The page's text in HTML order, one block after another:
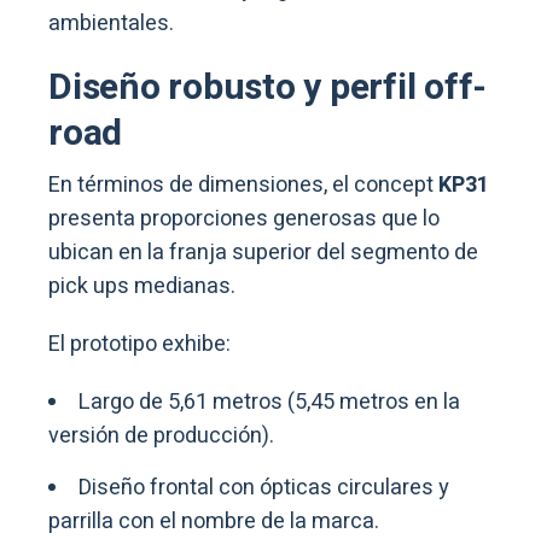
ambientales.
Diseño robusto y perfil off-
road
En términos de dimensiones, el conceptKP31
presenta proporciones generosas que lo
ubican en la franja superior del segmento de
pick ups medianas.
El prototipo exhibe:
Largo de 5,61 metros (5,45 metros en la
versión de producción).
Diseño frontal con ópticas circulares y
parrilla con el nombre de la marca.